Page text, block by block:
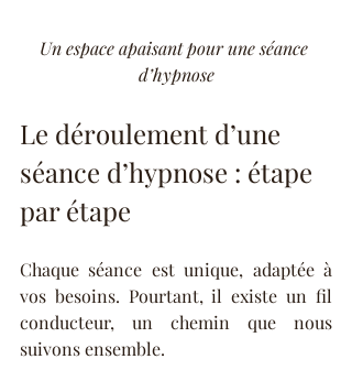
Un espace apaisant pour une séance
d’hypnose
Le déroulement d’une
séance d’hypnose : étape
par étape
Chaque séance est unique, adaptée à
vos besoins. Pourtant, il existe un fil
conducteur, un chemin que nous
suivons ensemble.